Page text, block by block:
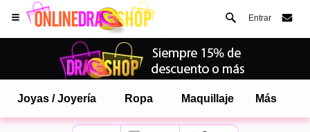
Entrar
Joyas / Joyería Ropa Maquillaje Más